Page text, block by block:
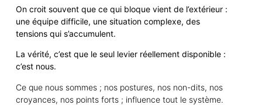
On croit souvent que ce qui bloque vient de l’extérieur :
une équipe difficile, une situation complexe, des
tensions qui s’accumulent.
La vérité, c’est que le seul levier réellement disponible :
c’est nous.
Ce que nous sommes ; nos postures, nos non-dits, nos
croyances, nos points forts ; influence tout le système.